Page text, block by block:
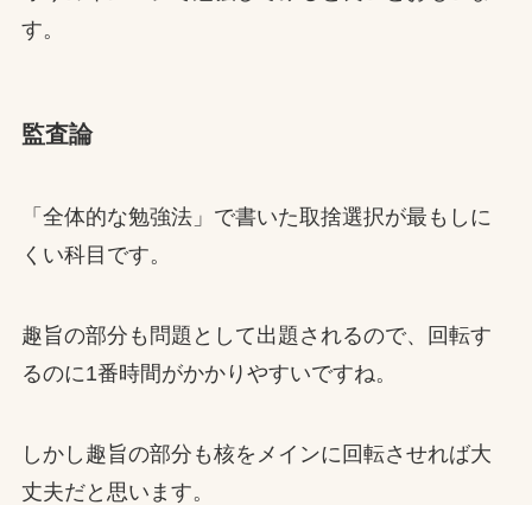
す。
監査論
「全体的な勉強法」で書いた取捨選択が最もしに
くい科目です。
趣旨の部分も問題として出題されるので、回転す
るのに1番時間がかかりやすいですね。
しかし趣旨の部分も核をメインに回転させれば大
丈夫だと思います。